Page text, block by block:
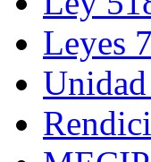
Leyes